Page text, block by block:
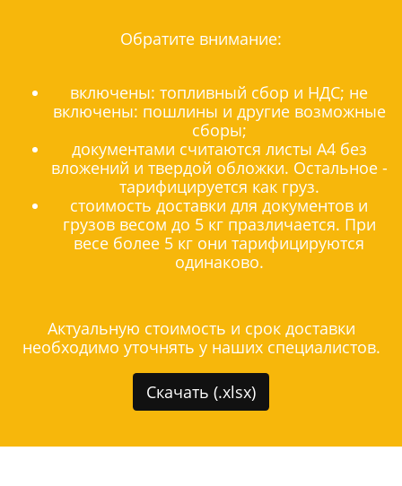
Обратите внимание:
включены: топливный сбор и НДС; не
включены: пошлины и другие возможные
сборы;
документами считаются листы А4 без
вложений и твердой обложки. Остальное -
тарифицируется как груз.
стоимость доставки для документов и
грузов весом до 5 кг празличается. При
весе более 5 кг они тарифицируются
одинаково.
Актуальную стоимость и срок доставки
необходимо уточнять у наших специалистов.
Скачать (.xlsx)